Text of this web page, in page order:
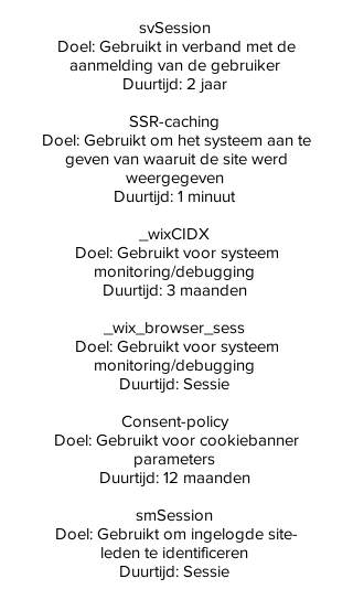
svSession
Doel: Gebruikt in verband met de
aanmelding van de gebruiker
Duurtijd: 2 jaar
SSR-caching
Doel: Gebruikt om het systeem aan te
geven van waaruit de site werd
weergegeven
Duurtijd: 1 minuut
_wixCIDX
Doel: Gebruikt voor systeem
monitoring/debugging
Duurtijd: 3 maanden
_wix_browser_sess
Doel: Gebruikt voor systeem
monitoring/debugging
Duurtijd: Sessie
Consent-policy
Doel: Gebruikt voor cookiebanner
parameters
Duurtijd: 12 maanden
smSession
Doel: Gebruikt om ingelogde site-
leden te identificeren
Duurtijd: Sessie